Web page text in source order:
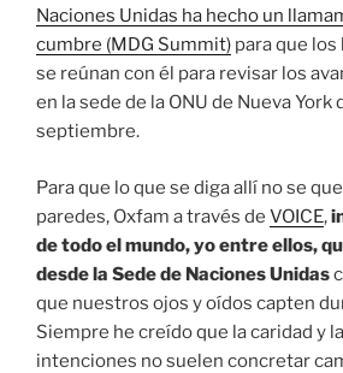
Naciones Unidas ha hecho un
cumbre (MDG Summit) para que
se reúnan con él para revisar los
en la sede de la ONU de Nueva York
septiembre.
Para que lo que se diga allí no se
paredes, Oxfam a través de VOICE,
de todo el mundo, yo entre ellos,
desde la Sede de Naciones Unidas
que nuestros ojos y oídos capten
Siempre he creído que la caridad y
intenciones no suelen concretar